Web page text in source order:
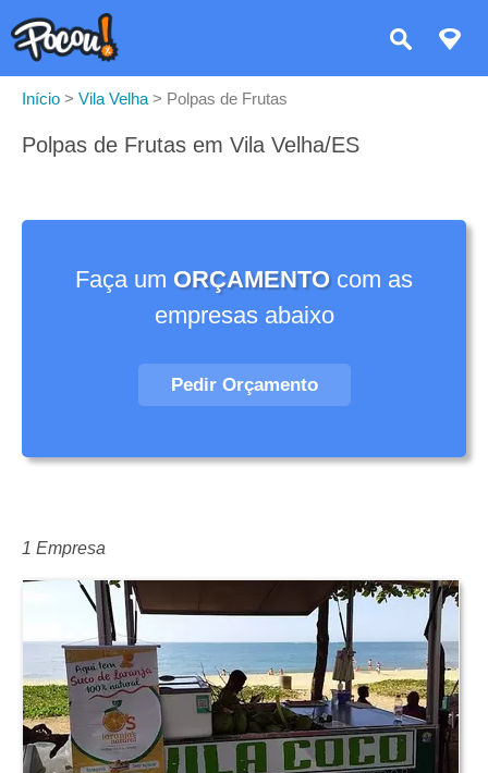
Início > Vila Velha > Polpas de Frutas
Polpas de Frutas em Vila Velha/ES
Faça um ORÇAMENTOcom as
empresas abaixo
Pedir Orçamento
1 Empresa